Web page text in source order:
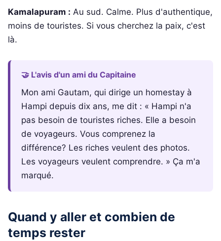
Kamalapuram : Au sud. Calme. Plus d'authentique,
moins de touristes. Si vous cherchez la paix, c'est
là.
🤝 L'avis d'un ami du Capitaine
Mon ami Gautam, qui dirige un homestay à
Hampi depuis dix ans, me dit : « Hampi n'a
pas besoin de touristes riches. Elle a besoin
de voyageurs. Vous comprenez la
différence? Les riches veulent des photos.
Les voyageurs veulent comprendre. » Ça m'a
marqué.
Quand y aller et combien de
temps rester